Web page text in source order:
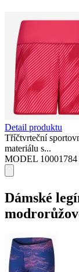
Detail produktu
Tříčtvrteční
materiálu s...
MODEL 10001784
Dámské